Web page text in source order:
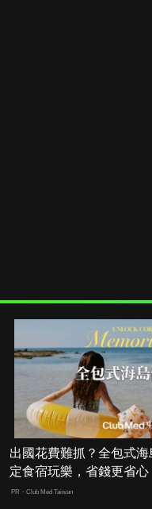
出國花費難抓？全包式
定食宿玩樂，省錢更省心
PR・Club Med Taiwan